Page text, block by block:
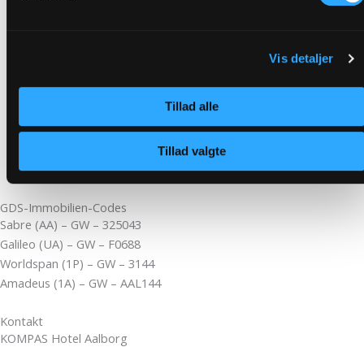
Vis detaljer
Tillad alle
Tillad valgte
KOMPAS-Geschenkkarte
KOMPASsion
Stellenausschreibungen
Was gibt es Neues?
GDS-Immobilien-Codes
Sabre (AA) – GW – 325043
Galileo (UA) – GW – F0688
Worldspan (1P) – GW – 3144
Amadeus (1A) – GW – AAL144
Kontakt
KOMPAS Hotel Aalborg